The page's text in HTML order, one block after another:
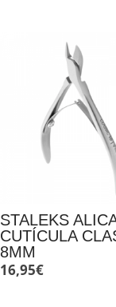
STALEKS
CUTÍCULA
8MM
16,95€